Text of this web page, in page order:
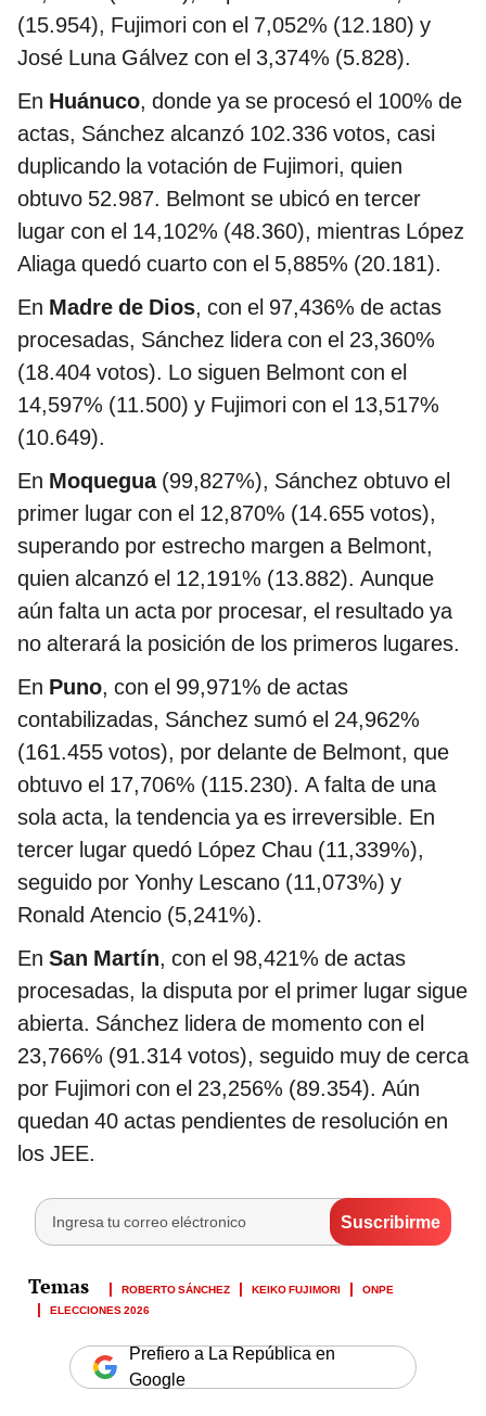
(15.954), Fujimori con el 7,052% (12.180) y
José Luna Gálvez con el 3,374% (5.828).
En Huánuco, donde ya se procesó el 100% de
actas, Sánchez alcanzó 102.336 votos, casi
duplicando la votación de Fujimori, quien
obtuvo 52.987. Belmont se ubicó en tercer
lugar con el 14,102% (48.360), mientras López
Aliaga quedó cuarto con el 5,885% (20.181).
En Madre de Dios, con el 97,436% de actas
procesadas, Sánchez lidera con el 23,360%
(18.404 votos). Lo siguen Belmont con el
14,597% (11.500) y Fujimori con el 13,517%
(10.649).
En Moquegua(99,827%), Sánchez obtuvo el
primer lugar con el 12,870% (14.655 votos),
superando por estrecho margen a Belmont,
quien alcanzó el 12,191% (13.882). Aunque
aún falta un acta por procesar, el resultado ya
no alterará la posición de los primeros lugares.
En Puno, con el 99,971% de actas
contabilizadas, Sánchez sumó el 24,962%
(161.455 votos), por delante de Belmont, que
obtuvo el 17,706% (115.230). A falta de una
sola acta, la tendencia ya es irreversible. En
tercer lugar quedó López Chau (11,339%),
seguido por Yonhy Lescano (11,073%) y
Ronald Atencio (5,241%).
En San Martín, con el 98,421% de actas
procesadas, la disputa por el primer lugar sigue
abierta. Sánchez lidera de momento con el
23,766% (91.314 votos), seguido muy de cerca
por Fujimori con el 23,256% (89.354). Aún
quedan 40 actas pendientes de resolución en
los JEE.
ROBERTO SÁNCHEZ KEIKO FUJIMORI
ONPE
ELECCIONES 2026
Prefiero a La República en
Google